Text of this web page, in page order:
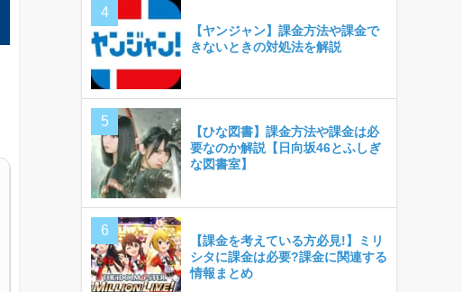
【ヤンジャン】課金方法や課金で
きないときの対処法を解説
【ひな図書】課金方法や課金は必
要なのか解説【日向坂46とふしぎ
な図書室】
【課金を考えている方必見!】ミリ
シタに課金は必要?課金に関連する
情報まとめ